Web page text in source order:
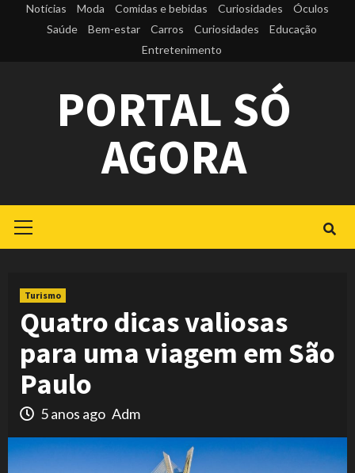
Notícias Moda Comidas e bebidas Curiosidades
Óculos
Saúde
Bem-estar Carros Curiosidades
Educação
Entretenimento
PORTAL SÓ
AGORA
Menu
Turismo
Quatro dicas valiosas
para uma viagem em São
Paulo
5 anos ago Adm